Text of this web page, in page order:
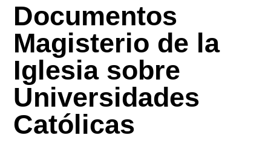
Documentos
Magisterio de la
Iglesia sobre
Universidades
Católicas